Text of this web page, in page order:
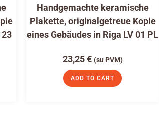
Handgemachte keramische
Plakette, originalgetreue Kopie
eines Gebäudes in Riga LV 01 PL
23,25€ (su PVM)
ADD TO CART